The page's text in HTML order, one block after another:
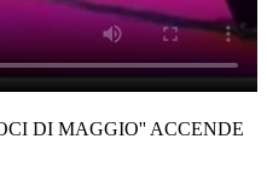
DI MAGGIO'' ACCENDE